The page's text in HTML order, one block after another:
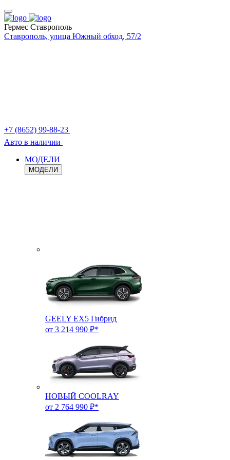
Гермес Ставрополь
Ставрополь, улица Южный обход, 57/2
+7 (8652) 99-88-23
Авто в наличии
МОДЕЛИ
МОДЕЛИ
GEELY EX5 Гибрид
от 3 214 990 ₽*
НОВЫЙ COOLRAY
от 2 764 990 ₽*